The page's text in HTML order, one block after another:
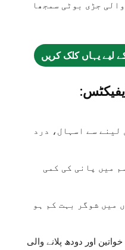
جڑی بوٹی سمجھا
لیے یہاں کلک کریں
لینے سے اسہال، درد
میں پانی کی کمی
میں شوگر بہت کم ہو
اور دودھ پلانے والی